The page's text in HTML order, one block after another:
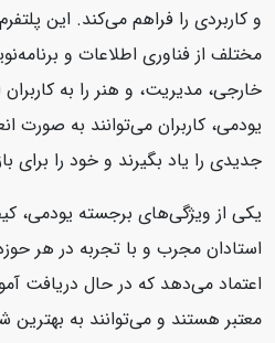
و کاربردی را فراهم می‌کند. این
مختلف از فناوری اطلاعات و
خارجی، مدیریت، و هنر را به کاربران
یودمی، کاربران می‌توانند به صورت
جدیدی را یاد بگیرند و خود را برای
یکی از ویژگی‌های برجسته یودمی،
استادان مجرب و با تجربه در هر حوزه
اعتماد می‌دهد که در حال دریافت
معتبر هستند و می‌توانند به بهترین